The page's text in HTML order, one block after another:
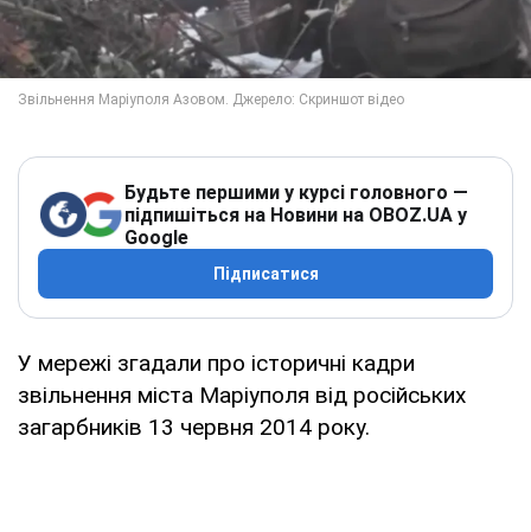
Будьте першими у курсі головного —
підпишіться на Новини на OBOZ.UA у
Google
Підписатися
У мережі згадали про історичні кадри
звільнення міста Маріуполя від російських
загарбників 13 червня 2014 року.